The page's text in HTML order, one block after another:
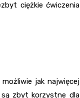
ciężkie ćwiczenia
jak najwięcej
zbyt korzystne dla